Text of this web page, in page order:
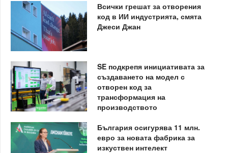
Всички грешат за отворения
код в ИИ индустрията, смята
Джеси Джан
SE подкрепя инициативата за
създаването на модел с
отворен код за
трансформация на
производството
България осигурява 11 млн.
евро за новата фабрика за
изкуствен интелект